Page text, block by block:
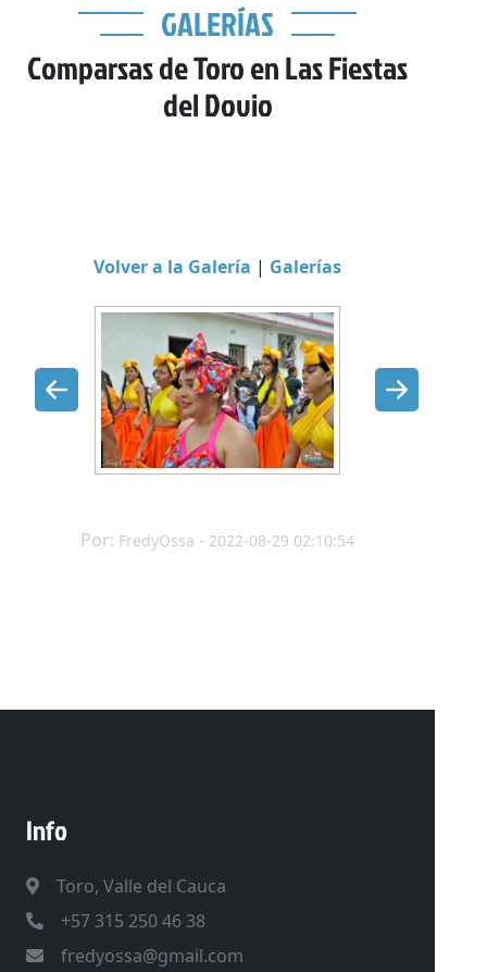
GALERÍAS
Comparsas de Toro en Las Fiestas
del Dovio
Volver a la Galería | Galerías
Por: FredyOssa - 2022-08-29 02:10:54
Info
Toro, Valle del Cauca
+57 315 250 46 38
fredyossa@gmail.com